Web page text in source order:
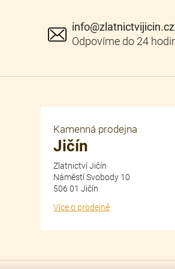
info@zlatnictvijicin.cz
Kamenná prodejna
Jičín
Zlatnictví Jičín
Náměstí Svobody 10
506 01 Jičín
Více o prodejně